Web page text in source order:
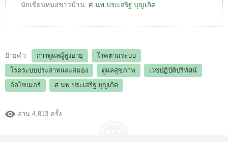
นักเขียนหมอชาวบ้าน: ศ.นพ.ประเสริฐ บุญเกิด
ป้ายคำ: การดูแลผู้สูงอายุ
โรคตามระบบ
โรคระบบประสาทและสมอง
ดูแลสุขภาพ
เวชปฏิบัติปริทัศน์
อัลไซเมอร์
ศ.นพ.ประเสริฐ บุญเกิด
อ่าน 4,813 ครั้ง